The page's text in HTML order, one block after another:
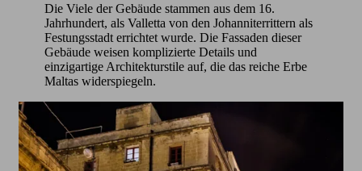
Die Viele der Gebäude stammen aus dem 16.
Jahrhundert, als Valletta von den Johanniterrittern als
Festungsstadt errichtet wurde. Die Fassaden dieser
Gebäude weisen komplizierte Details und
einzigartige Architekturstile auf, die das reiche Erbe
Maltas widerspiegeln.